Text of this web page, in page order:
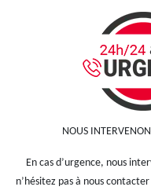
NOUS
En cas d’urgence, nous
n’hésitez pas à nous